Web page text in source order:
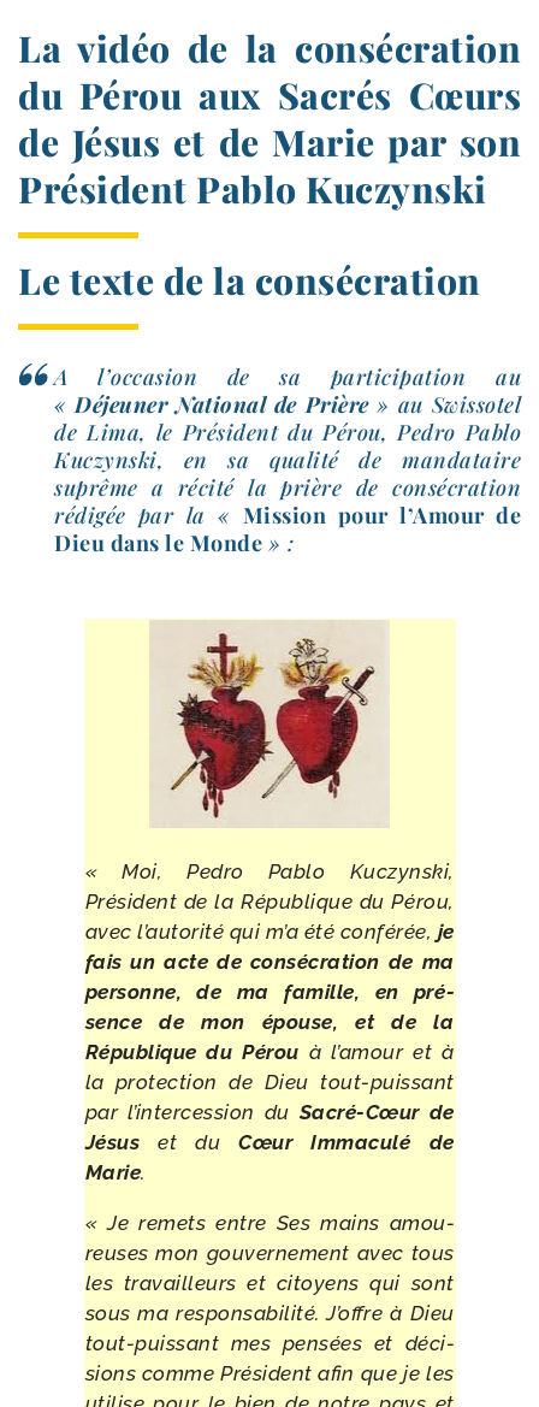
La vidéo de la consécration
du Pérou aux Sacrés Cœurs
de Jésus et de Marie par son
Président Pablo Kuczynski
Le texte de la consécration
A l’occasion de sa par­ti­ci­pa­tion au
«Déjeuner National de Prière» au Swissotel
de Lima, le Président du Pérou, Pedro Pablo
Kuczynski, en sa qua­li­té de man­da­taire
suprême a réci­té la prière de consé­cra­tion
rédi­gée par la « Mission pour l’Amour de
Dieu dans le Monde » :
« Moi, Pedro Pablo Kuczynski,
Président de la République du Pérou,
avec l’autorité qui m’a été confé­rée, je
fais un acte de consé­cra­tion de ma
per­sonne, de ma famille, en pré­
sence de mon épouse, et de la
République du Pérou à l’amour et à
la pro­tec­tion de Dieu tout-​puissant
par l’intercession duSacré-​Cœur de
Jésus et duCœur Immaculé de
Marie.
« Je remets entre Ses mains amou­
reuses mon gou­ver­ne­ment avec tous
les tra­vailleurs et citoyens qui sont
sous ma res­pon­sa­bi­li­té. J’offre à Dieu
tout-​puissant mes pen­sées et déci­
sions comme Président afin que je les